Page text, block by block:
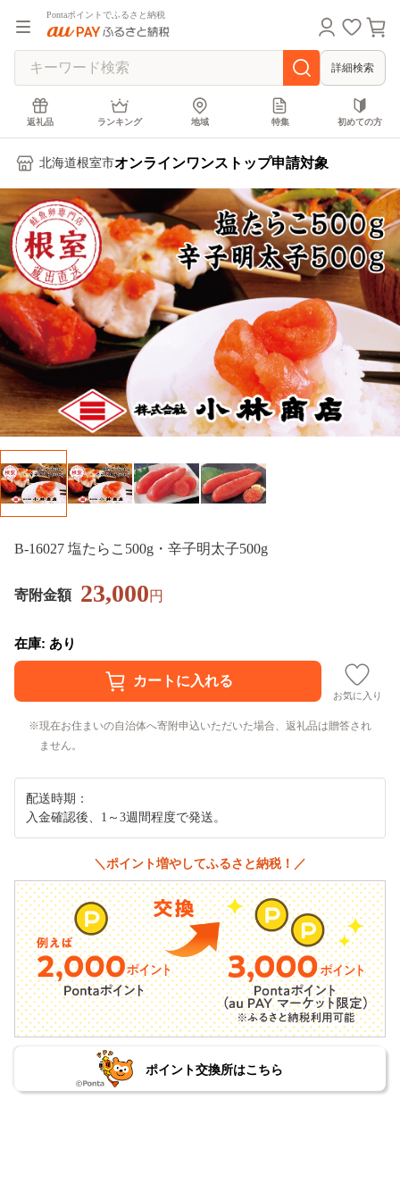
Pontaポイントでふるさと納税
詳細検索
返礼品 ランキング 地域 特集 初めての方
北海道根室市オンラインワンストップ申請対象
B-16027 塩たらこ500g・辛子明太子500g
寄附金額 23,000円
在庫: あり
お気に入り
現在お住まいの自治体へ寄附申込いただいた場合、返礼品は贈答され
ません。
配送時期：
入金確認後、1～3週間程度で発送。
＼ポイント増やしてふるさと納税！／
ポイント交換所はこちら